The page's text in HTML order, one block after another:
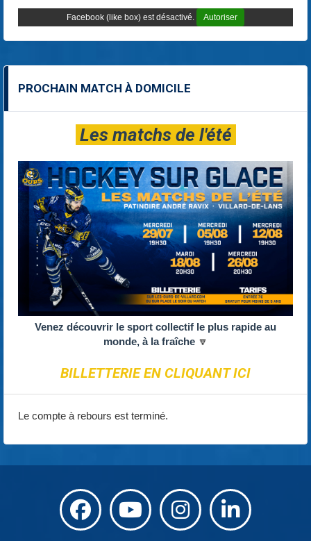
Facebook (like box) est désactivé. Autoriser
PROCHAIN MATCH À DOMICILE
Les matchs de l'été
Venez découvrir le sport collectif le plus rapide au
monde, à la fraîche 🔽
BILLETTERIE EN CLIQUANT ICI
Le compte à rebours est terminé.